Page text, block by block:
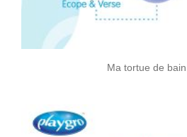
Ma tortue de bain